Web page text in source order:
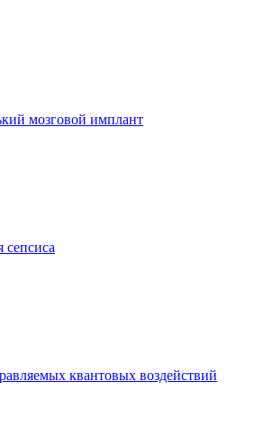
мозговой имплант
квантовых воздействий